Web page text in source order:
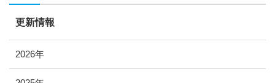
更新情報
2026年